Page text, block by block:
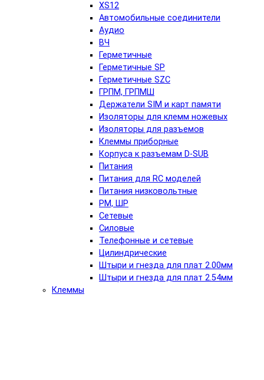
XS12
Автомобильные соединители
Аудио
ВЧ
Герметичные
Герметичные SP
Герметичные SZC
ГРПМ, ГРПМШ
Держатели SIM и карт памяти
Изоляторы для клемм ножевых
Изоляторы для разъемов
Клеммы приборные
Корпуса к разъемам D-SUB
Питания
Питания для RC моделей
Питания низковольтные
РМ, ШР
Сетевые
Силовые
Телефонные и сетевые
Цилиндрические
Штыри и гнезда для плат 2.00мм
Штыри и гнезда для плат 2.54мм
Клеммы